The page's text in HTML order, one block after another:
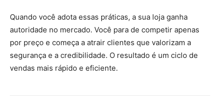
Quando você adota essas práticas, a sua loja ganha
autoridade no mercado. Você para de competir apenas
por preço e começa a atrair clientes que valorizam a
segurança e a credibilidade. O resultado é um ciclo de
vendas mais rápido e eficiente.